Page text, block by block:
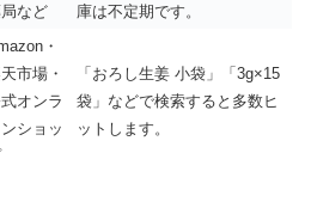
など
庫は不定期です。
・
市場・
オンラ
ショッ
「おろし生姜 小袋」「3g×15
袋」などで検索すると多数ヒ
ットします。